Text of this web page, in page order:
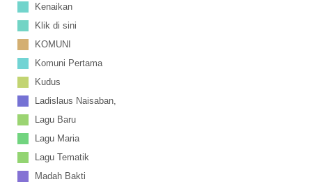
Kenaikan
Klik di sini
KOMUNI
Komuni Pertama
Kudus
Ladislaus Naisaban,
Lagu Baru
Lagu Maria
Lagu Tematik
Madah Bakti